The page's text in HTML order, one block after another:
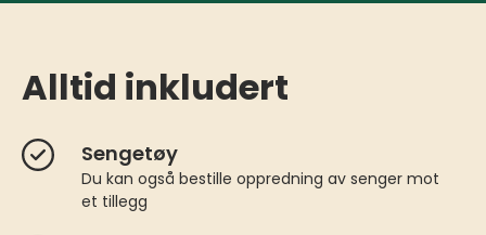
Alltid inkludert
Sengetøy
Du kan også bestille oppredning av senger mot
et tillegg